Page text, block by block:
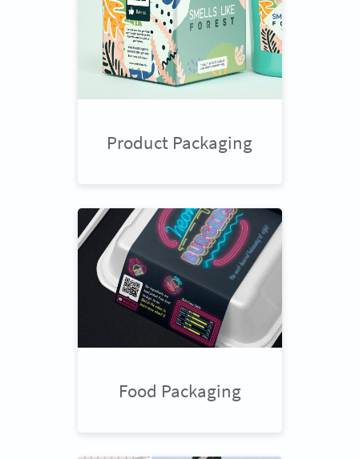
Product Packaging
Food Packaging